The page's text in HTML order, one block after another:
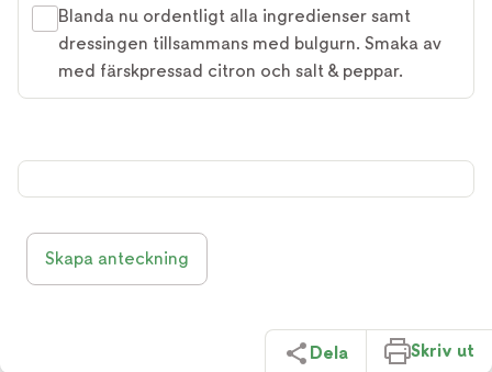
Blanda nu ordentligt alla ingredienser samt
dressingen tillsammans med bulgurn. Smaka av
med färskpressad citron och salt & peppar.
Skapa anteckning
Dela Skriv ut